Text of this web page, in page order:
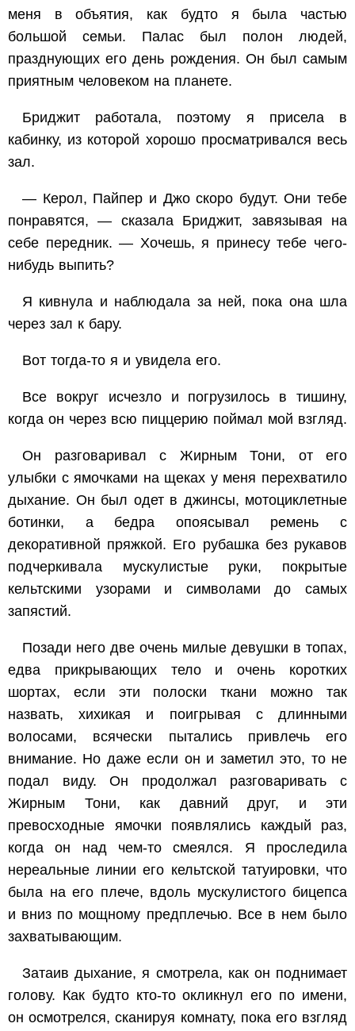
меня в объятия, как будто я была частью
большой семьи. Палас был полон людей,
празднующих его день рождения. Он был самым
приятным человеком на планете.
Бриджит работала, поэтому я присела в
кабинку, из которой хорошо просматривался весь
зал.
— Керол, Пайпер и Джо скоро будут. Они тебе
понравятся, — сказала Бриджит, завязывая на
себе передник. — Хочешь, я принесу тебе чего-
нибудь выпить?
Я кивнула и наблюдала за ней, пока она шла
через зал к бару.
Вот тогда-то я и увидела его.
Все вокруг исчезло и погрузилось в тишину,
когда он через всю пиццерию поймал мой взгляд.
Он разговаривал с Жирным Тони, от его
улыбки с ямочками на щеках у меня перехватило
дыхание. Он был одет в джинсы, мотоциклетные
ботинки, а бедра опоясывал ремень с
декоративной пряжкой. Его рубашка без рукавов
подчеркивала мускулистые руки, покрытые
кельтскими узорами и символами до самых
запястий.
Позади него две очень милые девушки в топах,
едва прикрывающих тело и очень коротких
шортах, если эти полоски ткани можно так
назвать, хихикая и поигрывая с длинными
волосами, всячески пытались привлечь его
внимание. Но даже если он и заметил это, то не
подал виду. Он продолжал разговаривать с
Жирным Тони, как давний друг, и эти
превосходные ямочки появлялись каждый раз,
когда он над чем-то смеялся. Я проследила
нереальные линии его кельтской татуировки, что
была на его плече, вдоль мускулистого бицепса
и вниз по мощному предплечью. Все в нем было
захватывающим.
Затаив дыхание, я смотрела, как он поднимает
голову. Как будто кто-то окликнул его по имени,
он осмотрелся, сканируя комнату, пока его взгляд